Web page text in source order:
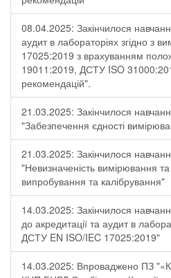
08.04.2025: Закінчилося
аудит в лабораторіях згідно з
17025:2019 з врахуванням
19011:2019, ДСТУ ISO
рекомендацій".
21.03.2025: Закінчилося
"Забезпечення єдності
21.03.2025: Закінчилося
"Невизначеність вимірювання
випробування та калібрування"
14.03.2025: Закінчилося
до акредитації та аудит в
ДСТУ EN ISO/IEC 17025:2019"
14.03.2025: Впроваджено ПЗ